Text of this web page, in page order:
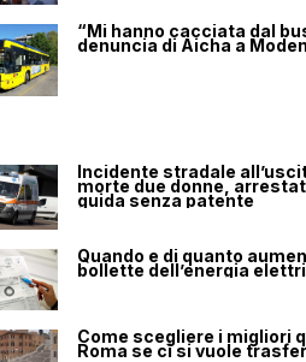
“Mi hanno cacciata dal
denuncia di Aicha a
Incidente stradale
morte due donne,
guida senza patente
Quando e di quanto
bollette dell’energia
Come scegliere i migliori
Roma se ci si vuole